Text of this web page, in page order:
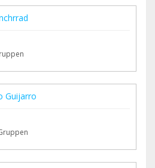
Guijarro